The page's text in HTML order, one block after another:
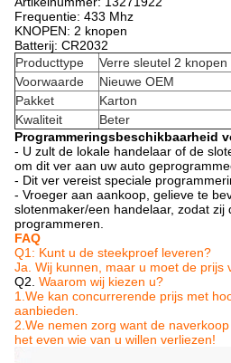
Frequentie: 433 Mhz
KNOPEN: 2 knopen
Batterij: CR2032
Producttype
Verre sleutel 2
Voorwaarde
Nieuwe OEM
Pakket
Karton
Kwaliteit
Beter
Programmeringsbeschikbaarheid
- U zult de lokale handelaar of de
om dit ver aan uw auto
- Dit ver vereist speciale
- Vroeger aan aankoop, gelieve te
slotenmaker/een handelaar, zodat zij
programmeren.
FAQ
Q1: Kunt u de steekproef leveren?
Ja. Wij kunnen, maar u moet de prijs
Q2. Waarom wij kiezen u?
1.We kan concurrerende prijs met
aanbieden.
2.We nemen zorg want de
het even wie van u willen verliezen!